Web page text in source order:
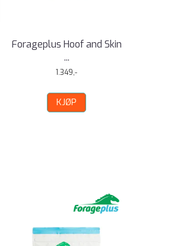
Forageplus Hoof and Skin
...
1.349,-
KJØP